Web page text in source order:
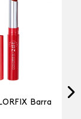
Barra